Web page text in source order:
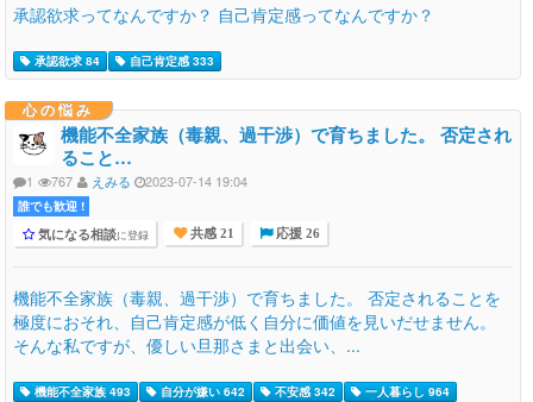
承認欲求ってなんですか？ 自己肯定感ってなんですか？
承認欲求 84 自己肯定感 333
心の悩み
機能不全家族（毒親、過干渉）で育ちました。 否定され
ること…
1 767 えみる 2023-07-14 19:04
誰でも歓迎 !
気になる相談に登録 共感 21 応援 26
機能不全家族（毒親、過干渉）で育ちました。 否定されることを
極度におそれ、自己肯定感が低く自分に価値を見いだせません。
そんな私ですが、優しい旦那さまと出会い、...
機能不全家族 493 自分が嫌い 642 不安感 342
一人暮らし 964